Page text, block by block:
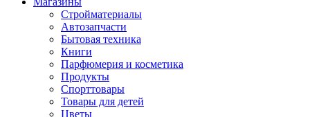
Стройматериалы
Автозапчасти
Бытовая техника
Книги
Парфюмерия и косметика
Продукты
Спорттовары
Товары для детей
Цветы